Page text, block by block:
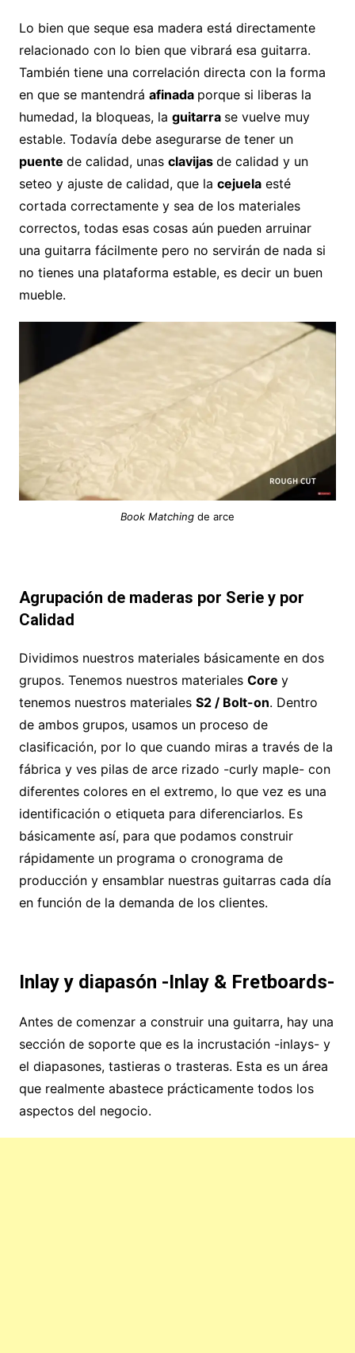
Lo bien que seque esa madera está directamente
relacionado con lo bien que vibrará esa guitarra.
También tiene una correlación directa con la forma
en que se mantendrá afinada porque si liberas la
humedad, la bloqueas, la guitarra se vuelve muy
estable. Todavía debe asegurarse de tener un
puente de calidad, unas clavijas de calidad y un
seteo y ajuste de calidad, que la cejuelaesté
cortada correctamente y sea de los materiales
correctos, todas esas cosas aún pueden arruinar
una guitarra fácilmente pero no servirán de nada si
no tienes una plataforma estable, es decir un buen
mueble.
Book Matchingde arce
Agrupación de maderas por Serie y por
Calidad
Dividimos nuestros materiales básicamente en dos
grupos. Tenemos nuestros materiales Core y
tenemos nuestros materiales S2 / Bolt-on. Dentro
de ambos grupos, usamos un proceso de
clasificación, por lo que cuando miras a través de la
fábrica y ves pilas de arce rizado -curly maple- con
diferentes colores en el extremo, lo que vez es una
identificación o etiqueta para diferenciarlos. Es
básicamente así, para que podamos construir
rápidamente un programa o cronograma de
producción y ensamblar nuestras guitarras cada día
en función de la demanda de los clientes.
Inlay y diapasón -Inlay & Fretboards-
Antes de comenzar a construir una guitarra, hay una
sección de soporte que es la incrustación -inlays- y
el diapasones, tastieras o trasteras. Esta es un área
que realmente abastece prácticamente todos los
aspectos del negocio.